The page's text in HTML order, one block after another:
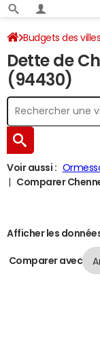
Budgets des
Chennevières-sur-
Dette de
(94430)
Voir aussi :
Comparer
Afficher les
Comparer avec